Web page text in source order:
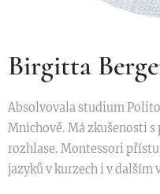
Birgitta
Absolvovala studium
Mnichově. Má zkušenosti
rozhlase. Montessori
jazyků v kurzech i v dalším